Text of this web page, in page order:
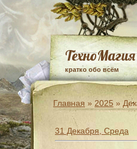
кратко обо всём
Главная » 2025 »
31 Декабря, Среда